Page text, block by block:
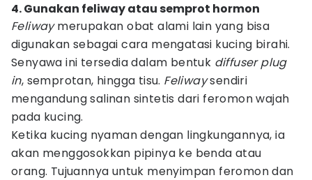
4. Gunakan feliway atau semprot hormon
Feliwaymerupakan obat alami lain yang bisa
digunakan sebagai cara mengatasi kucing birahi.
Senyawa ini tersedia dalam bentuk diffuser plug
in, semprotan, hingga tisu. Feliwaysendiri
mengandung salinan sintetis dari feromon wajah
pada kucing.
Ketika kucing nyaman dengan lingkungannya, ia
akan menggosokkan pipinya ke benda atau
orang. Tujuannya untuk menyimpan feromon dan